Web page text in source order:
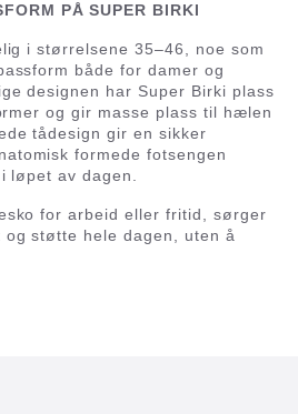
PÅ SUPER BIRKI
i størrelsene 35–46, noe som
både for damer og
designen har Super Birki plass
og gir masse plass til hælen
tådesign gir en sikker
formede fotsengen
av dagen.
for arbeid eller fritid, sørger
støtte hele dagen, uten å